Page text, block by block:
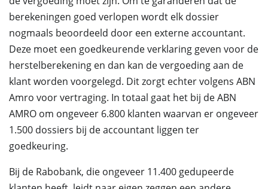
berekeningen goed verlopen wordt elk dossier
nogmaals beoordeeld door een externe accountant.
Deze moet een goedkeurende verklaring geven voor de
herstelberekening en dan kan de vergoeding aan de
klant worden voorgelegd. Dit zorgt echter volgens ABN
Amro voor vertraging. In totaal gaat het bij de ABN
AMRO om ongeveer 6.800 klanten waarvan er ongeveer
1.500 dossiers bij de accountant liggen ter
goedkeuring.
Bij de Rabobank, die ongeveer 11.400 gedupeerde